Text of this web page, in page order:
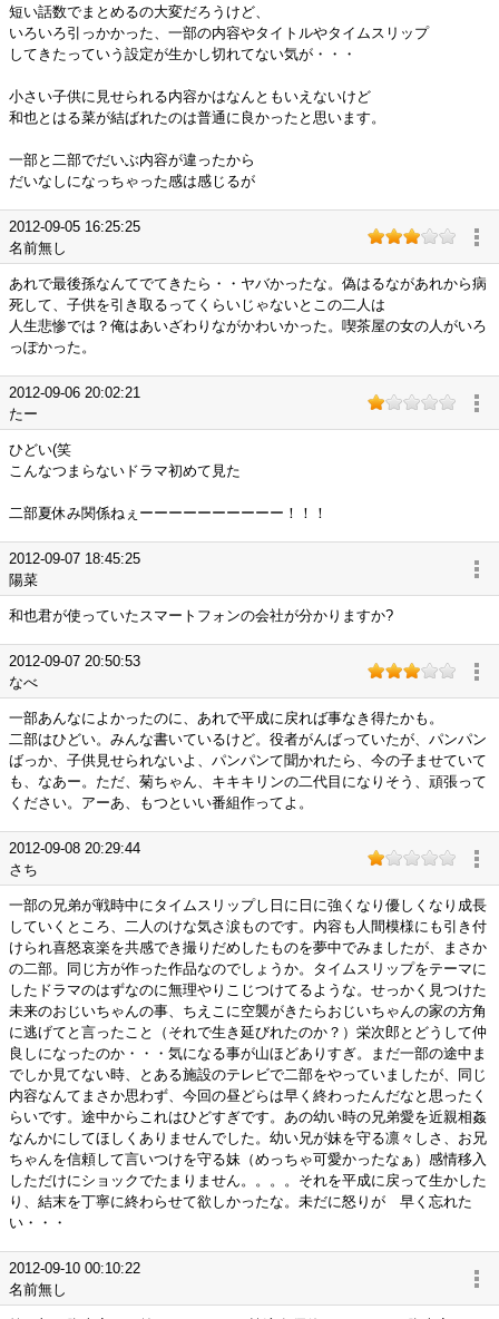
短い話数でまとめるの大変だろうけど、
いろいろ引っかかった、一部の内容やタイトルやタイムスリップ
してきたっていう設定が生かし切れてない気が・・・
小さい子供に見せられる内容かはなんともいえないけど
和也とはる菜が結ばれたのは普通に良かったと思います。
一部と二部でだいぶ内容が違ったから
だいなしになっちゃった感は感じるが
2012-09-05 16:25:25
名前無し
あれで最後孫なんてでてきたら・・ヤバかったな。偽はるながあれから病
死して、子供を引き取るってくらいじゃないとこの二人は
人生悲惨では？俺はあいざわりながかわいかった。喫茶屋の女の人がいろ
っぽかった。
2012-09-06 20:02:21
たー
ひどい(笑
こんなつまらないドラマ初めて見た
二部夏休み関係ねぇーーーーーーーーーー！！！
2012-09-07 18:45:25
陽菜
和也君が使っていたスマートフォンの会社が分かりますか?
2012-09-07 20:50:53
なべ
一部あんなによかったのに、あれで平成に戻れば事なき得たかも。
二部はひどい。みんな書いているけど。役者がんばっていたが、パンパン
ばっか、子供見せられないよ、パンパンて聞かれたら、今の子ませていて
も、なあー。ただ、菊ちゃん、キキキリンの二代目になりそう、頑張って
ください。アーあ、もつといい番組作ってよ。
2012-09-08 20:29:44
さち
一部の兄弟が戦時中にタイムスリップし日に日に強くなり優しくなり成長
していくところ、二人のけな気さ涙ものです。内容も人間模様にも引き付
けられ喜怒哀楽を共感でき撮りだめしたものを夢中でみましたが、まさか
の二部。同じ方が作った作品なのでしょうか。タイムスリップをテーマに
したドラマのはずなのに無理やりこじつけてるような。せっかく見つけた
未来のおじいちゃんの事、ちえこに空襲がきたらおじいちゃんの家の方角
に逃げてと言ったこと（それで生き延びれたのか？）栄次郎とどうして仲
良しになったのか・・・気になる事が山ほどありすぎ。まだ一部の途中ま
でしか見てない時、とある施設のテレビで二部をやっていましたが、同じ
内容なんてまさか思わず、今回の昼どらは早く終わったんだなと思ったく
らいです。途中からこれはひどすぎです。あの幼い時の兄弟愛を近親相姦
なんかにしてほしくありませんでした。幼い兄が妹を守る凛々しさ、お兄
ちゃんを信頼して言いつけを守る妹（めっちゃ可愛かったなぁ）感情移入
しただけにショックでたまりません。。。。それを平成に戻って生かした
り、結末を丁寧に終わらせて欲しかったな。未だに怒りが 早く忘れた
い・・・
2012-09-10 00:10:22
名前無し